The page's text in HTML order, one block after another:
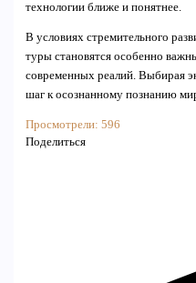
технологии ближе и понятнее.
В условиях стремительного
туры становятся особенно
современных реалий. Выбирая
шаг к осознанному познанию
Просмотрели: 596
Поделиться